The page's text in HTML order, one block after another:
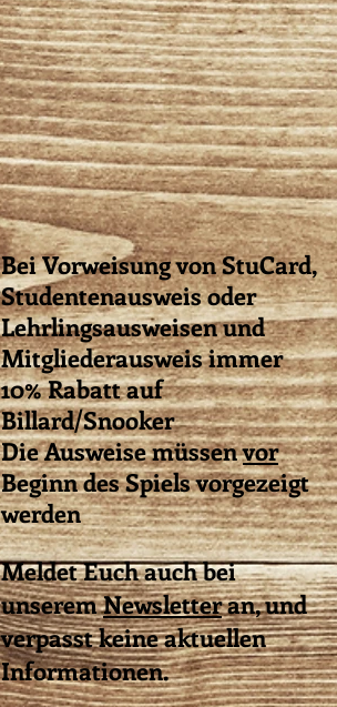
Bei Vorweisung von StuCard,
Studentenausweis oder
Lehrlingsausweisen und
Mitgliederausweis immer
10% Rabatt auf
Billard/Snooker
Die Ausweise müssenvor
Beginn des Spiels vorgezeigt
werden
Meldet Euch auch bei
unseremNewsletteran, und
verpasst keine aktuellen
Informationen.